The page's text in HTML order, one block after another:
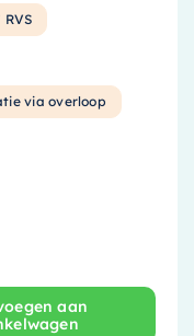
RVS
via overloop
prijs
+
aan